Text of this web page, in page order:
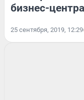
бизнес-
25 сентября, 2019, 12:29